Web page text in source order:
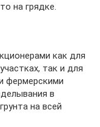
на грядке.
как для
так и для
фермерскими
в
на всей